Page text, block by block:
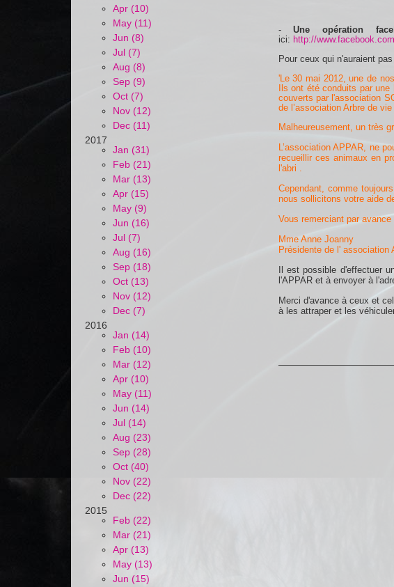
Apr (10)
May (11)
Jun (8)
Jul (7)
Aug (8)
Sep (9)
Oct (7)
Nov (12)
Dec (11)
2017
Jan (31)
Feb (21)
Mar (13)
Apr (15)
May (9)
Jun (16)
Jul (7)
Aug (16)
Sep (18)
Oct (13)
Nov (12)
Dec (7)
2016
Jan (14)
Feb (10)
Mar (12)
Apr (10)
May (11)
Jun (14)
Jul (14)
Aug (23)
Sep (28)
Oct (40)
Nov (22)
Dec (22)
2015
Feb (22)
Mar (21)
Apr (13)
May (13)
Jun (15)
-Une opération
ici: http://
Pour ceux qui n'auraient
'Le 30 mai 2012, une de
Ils ont été conduits par
couverts par l'association
de l’association Arbre de vie
Malheureusement, un très
L’association APPAR, ne
recueillir ces animaux en
l'abri .
Cependant, comme
nous sollicitons votre aide
Vous remerciant par
Mme Anne Joanny
Présidente de l' association
Il est possible d'effectuer
l'APPAR et à envoyer à
Merci d'avance à ceux et
à les attraper et les